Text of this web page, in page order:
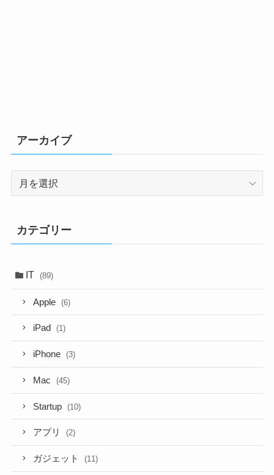
アーカイブ
ブ
カテゴリー
IT (89)
Apple (6)
iPad (1)
iPhone (3)
Mac (45)
Startup (10)
アプリ (2)
ガジェット (11)